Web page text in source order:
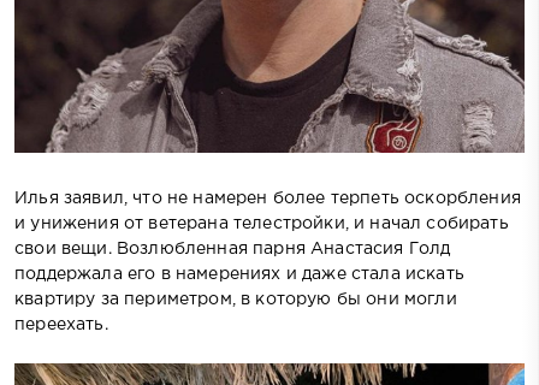
Илья заявил, что не намерен более терпеть оскорбления
и унижения от ветерана телестройки, и начал собирать
свои вещи. Возлюбленная парня Анастасия Голд
поддержала его в намерениях и даже стала искать
квартиру за периметром, в которую бы они могли
переехать.